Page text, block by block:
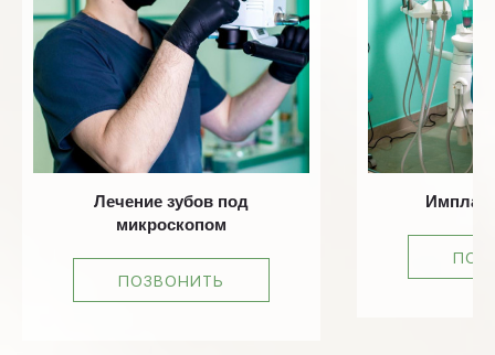
Лечение зубов под
микроскопом
ПОЗВОНИТЬ